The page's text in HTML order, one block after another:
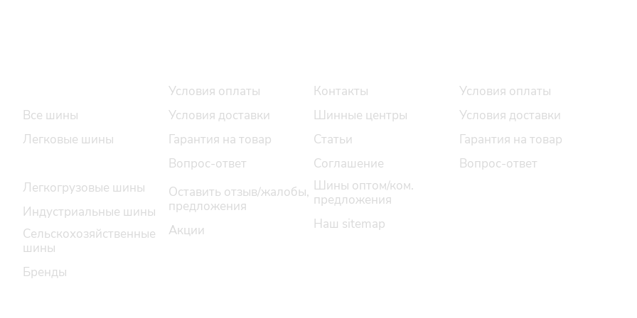
Все шины
Легковые шины
Легкогрузовые шины
Индустриальные шины
Сельскохозяйственные
шины
Бренды
Условия оплаты
Условия доставки
Гарантия на товар
Вопрос-ответ
Оставить отзыв/жалобы,
предложения
Акции
Контакты
Шинные центры
Статьи
Соглашение
Шины оптом/ком.
предложения
Наш sitemap
Условия оплаты
Условия доставки
Гарантия на товар
Вопрос-ответ